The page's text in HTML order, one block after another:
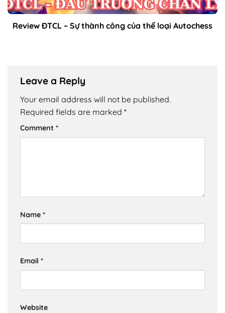
Review ĐTCL – Sự thành công của thể loại Autochess
Leave a Reply
Your email address will not be published.
Required fields are marked *
Comment *
Name *
Email *
Website